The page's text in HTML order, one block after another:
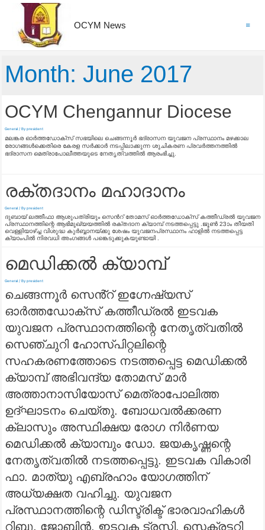
OCYM News
Main
Month: June 2017
OCYM Chengannur Diocese
General/ By president
മലങ്കര ഓർത്തഡോക്‌സ് സഭയിലെ ചെങ്ങന്നൂർ ഭദ്രാസന യുവജന പ്രസ്ഥാനം മഴക്കാല
രോഗങ്ങൾക്കെതിരെ കേരള സർക്കാർ നടപ്പിലാക്കുന്ന ശുചികരണ പ്രവർത്തനത്തിൽ
ഭദ്രാസന മെത്രാപോലീത്തയുടെ നേതൃത്വത്തിൽ ആരംഭിച്ചു.
രക്തദാനം മഹാദാനം
General/ By president
ദുബായ് ലത്തീഫാ ആശുപത്രിയും സെന്‍റ് തോമസ് ഓര്‍ത്തഡോക്സ് കത്തീഡ്രല്‍ യുവജന
പ്രസ്ഥാനത്തിന്റെ ആഭിമുഖ്യയത്തിൽ രക്തദാന ക്യാമ്പ് നടത്തപ്പെട്ടു .ജൂണ്‍ 23ാം തീയതി
വെള്ളിയാഴ്ച്ച വിശുദ്ധ കുര്‍ബ്ബാനയ്ക്കു ശേഷം യുവജനപ്രസ്ഥാനം ഹാളില്‍ നടത്തപ്പെട്ട
ക്യാംപിൽ നിരവധി അംഗങ്ങൾ പങ്കെടുക്കുകയുണ്ടായി .
മെഡിക്കൽ ക്യാമ്പ്‌
General/ By president
ചെങ്ങന്നൂർ സെൻ്റ് ഇഗ്നേഷ്യസ്
ഓർത്തഡോക്സ് കത്തീഡ്രൽ ഇടവക
യുവജന പ്രസ്ഥാനത്തിന്റെ നേതൃത്വതിൽ
സെഞ്ചുറി ഹോസ്പിറ്റലിന്റെ
സഹകരണത്തോടെ നടത്തപ്പെട്ട മെഡിക്കൽ
ക്യാമ്പ്‌ അഭിവന്ദ്യ തോമസ് മാർ
അത്താനാസിയോസ് മെത്രാപോലിത്ത
ഉദ്ഘാടനം ചെയ്തു. ബോധവൽക്കരണ
ക്ലാസും അസ്ഥിക്ഷയ രോഗ നിർണയ
മെഡിക്കൽ ക്യാമ്പും ഡോ. ജയകൃഷ്ണന്റെ
നേതൃത്വതിൽ നടത്തപ്പെട്ടു. ഇടവക വികാരി
ഫാ. മാത്യു എബ്രഹാം യോഗത്തിന്
അധ്യക്ഷത വഹിച്ചു. യുവജന
പ്രസ്ഥാനത്തിന്റെ ഡിസ്ട്രിക്ട് ഭാരവാഹികൾ
റിബു, ജോബിൻ, ഇടവക ട്രസ്റ്റി, സെക്രട്ടറി